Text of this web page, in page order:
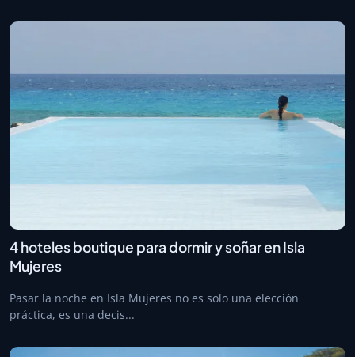
4 hoteles boutique para dormir y soñar en Isla
Mujeres
Pasar la noche en Isla Mujeres no es solo una elección
práctica, es una decis...